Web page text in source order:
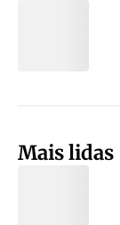
Mais lidas